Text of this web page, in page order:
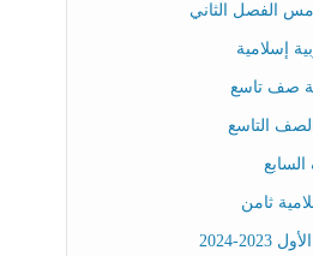
الفصل الثاني
إسلامية
صف تاسع
2024